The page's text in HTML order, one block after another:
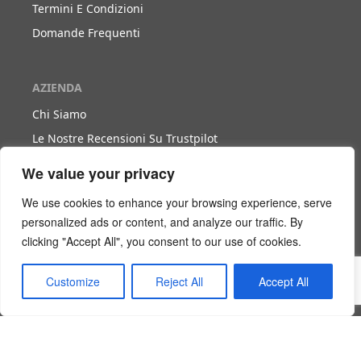
We value your privacy
We use cookies to enhance your browsing experience, serve
personalized ads or content, and analyze our traffic. By
clicking "Accept All", you consent to our use of cookies.
Customize Reject All Accept All
Termini E Condizioni
Domande Frequenti
AZIENDA
Chi Siamo
Le Nostre Recensioni Su Trustpilot
LAVORA CON NOI
Diventa Nostro Partner
Diventa Nostro Agente